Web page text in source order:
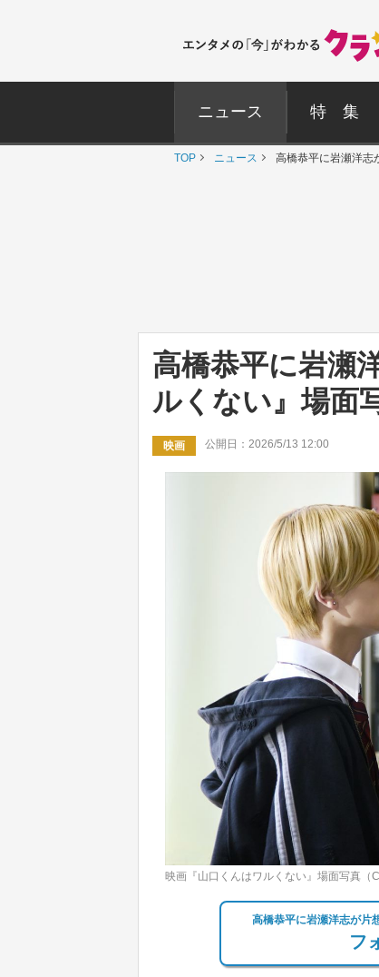
ニュース 特 集
TOP ニュース 高橋恭平に岩瀬洋志
高橋恭平に岩瀬
ルくない』場面
映画 公開日：2026/5/13 12:00
映画『山口くんはワルくない』場面写真
高橋恭平に岩瀬洋志が片
フ